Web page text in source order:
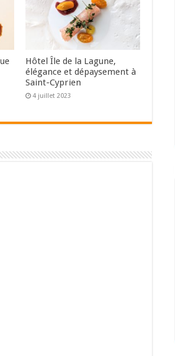
Hôtel Île de la Lagune,
élégance et dépaysement à
Saint-Cyprien
4 juillet 2023